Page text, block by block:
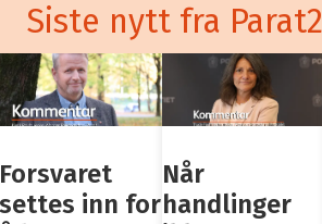
Siste nytt fra
Forsvaret
settes inn for
Når
handlinger